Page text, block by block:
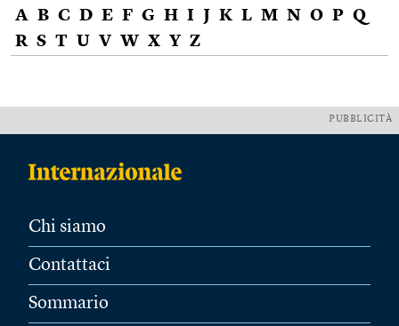
A B C D E F G H I J K L M N O P Q
R S T U V W X Y Z
PUBBLICITÀ
Chi siamo
Contattaci
Sommario